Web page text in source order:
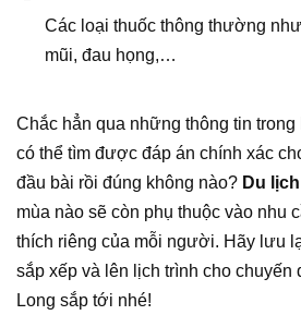
Các loại thuốc thông thường
mũi, đau họng,…
Chắc hẳn qua những thông tin trong
có thể tìm được đáp án chính xác
đầu bài rồi đúng không nào? Du
mùa nào sẽ còn phụ thuộc vào nhu
thích riêng của mỗi người. Hãy lưu
sắp xếp và lên lịch trình cho chuyến
Long sắp tới nhé!